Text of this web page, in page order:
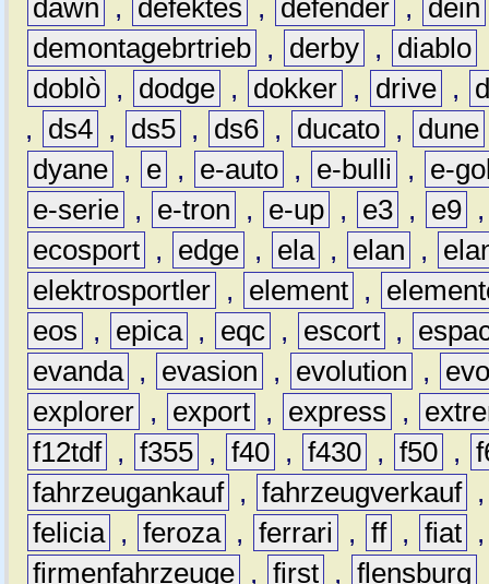
dawn , defektes , defender , dein
demontagebrtrieb , derby , diablo
doblò , dodge , dokker , drive ,
,
ds4 , ds5 , ds6 , ducato , dune
dyane , e , e-auto , e-bulli ,
e-
e-serie , e-tron , e-up , e3 , e9
ecosport , edge , ela , elan ,
elektrosportler , element ,
eos
, epica , eqc , escort ,
evanda , evasion , evolution ,
explorer , export , express ,
f12tdf , f355 , f40 , f430 , f50 ,
fahrzeugankauf , fahrzeugverkauf
felicia , feroza , ferrari , ff , fiat
firmenfahrzeuge , first , flensburg